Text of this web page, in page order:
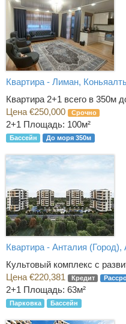
Квартира - Лиман,
Квартира 2+1 всего в 350м
Цена €250,000
Срочно
2+1 Площадь: 100м²
Бассейн До моря 350м
Квартира - Анталия (Город),
Культовый комплекс с
Цена €220,381
Кредит
2+1 Площадь: 63м²
Парковка Бассейн